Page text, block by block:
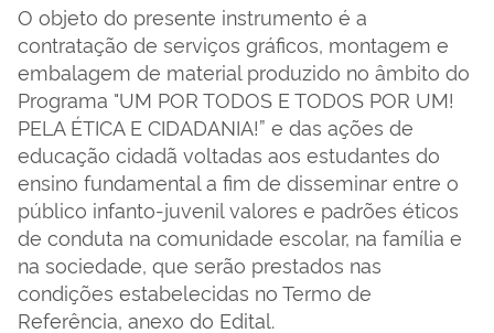
O objeto do presente instrumento é a
contratação de serviços gráficos, montagem e
embalagem de material produzido no âmbito do
Programa "UM POR TODOS E TODOS POR UM!
PELA ÉTICA E CIDADANIA!” e das ações de
educação cidadã voltadas aos estudantes do
ensino fundamental a fim de disseminar entre o
público infanto-juvenil valores e padrões éticos
de conduta na comunidade escolar, na família e
na sociedade, que serão prestados nas
condições estabelecidas no Termo de
Referência, anexo do Edital.